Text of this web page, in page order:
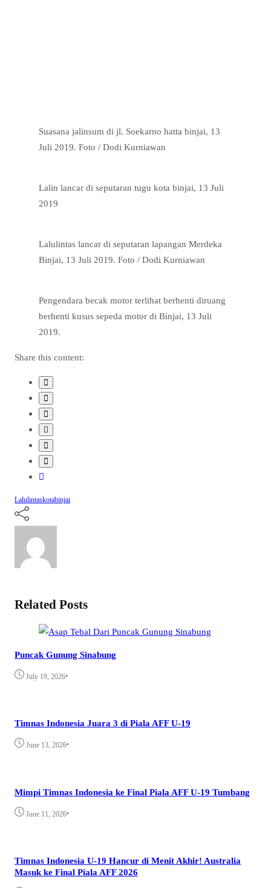
Suasana jalinsum di jl. Soekarno hatta binjai, 13
Juli 2019. Foto / Dodi Kurniawan
Lalin lancar di seputaran tugu kota binjai, 13 Juli
2019
Lalulintas lancar di seputaran lapangan Merdeka
Binjai, 13 Juli 2019. Foto / Dodi Kurniawan
Pengendara becak motor terlihat berhenti diruang
berhenti kusus sepeda motor di Binjai, 13 Juli
2019.
Share this content:
Lalulintaskotabinjai
Related Posts
Puncak Gunung Sinabung
July 19, 2026•
Timnas Indonesia Juara 3 di Piala AFF U-19
June 13, 2026•
Mimpi Timnas Indonesia ke Final Piala AFF U-19 Tumbang
June 11, 2026•
Timnas Indonesia U-19 Hancur di Menit Akhir! Australia
Masuk ke Final Piala AFF 2026